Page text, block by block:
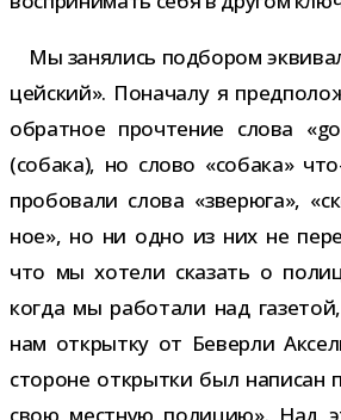
Мы заня­лись под­бо­ром
цей­ский». Поначалу я
обрат­ное про­чте­ние слова
(собака), но слово «собака»
про­бо­вали слова «зве­рюга»,
ное», но ни одно из них не
что мы хотели ска­зать о
когда мы рабо­тали над
нам открытку от Беверли
сто­роне открытки был напи­сан